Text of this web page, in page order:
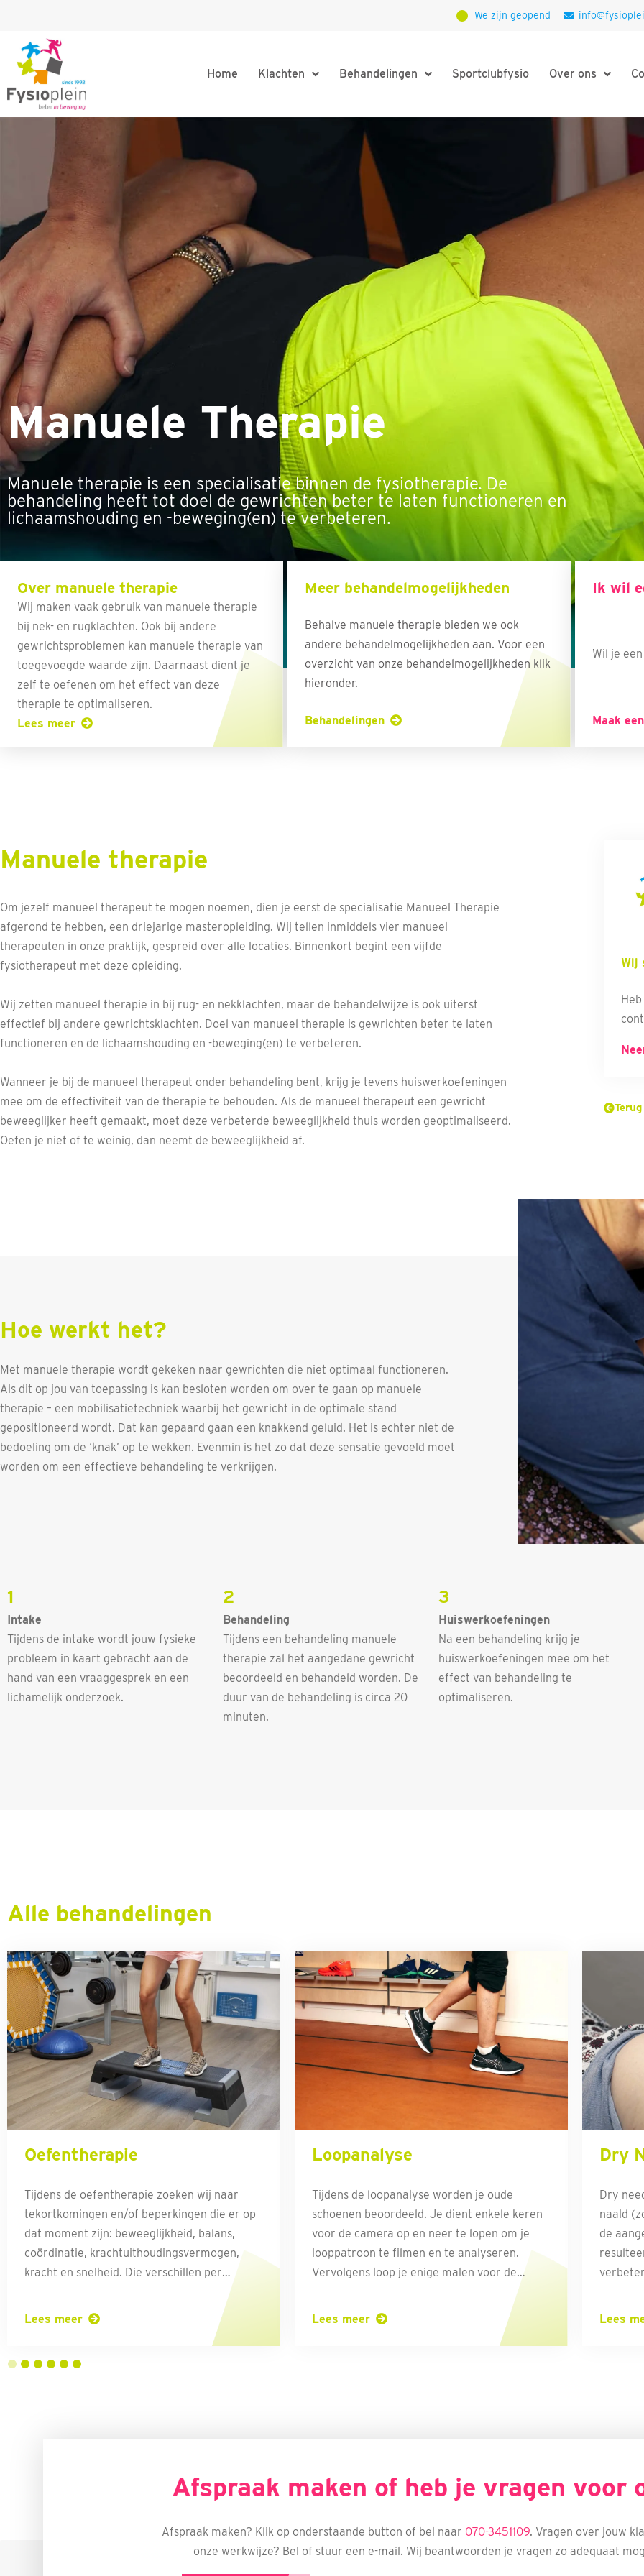
We zijn geopend
Home Klachten Behandelingen Sportclubfysio Over ons
Manuele Therapie
Manuele therapie is een specialisatie binnen de fysiotherapie. De
behandeling heeft tot doel de gewrichten beter te laten functioneren en
lichaamshouding en -beweging(en) te verbeteren.
Over manuele therapie
Wij maken vaak gebruik van manuele therapie
bij nek- en rugklachten. Ook bij andere
gewrichtsproblemen kan manuele therapie van
toegevoegde waarde zijn. Daarnaast dient je
zelf te oefenen om het effect van deze
therapie te optimaliseren.
Lees meer
Meer behandelmogelijkheden
Behalve manuele therapie bieden we ook
andere behandelmogelijkheden aan. Voor een
overzicht van onze behandelmogelijkheden klik
hieronder.
Behandelingen
Ik wil
Wil je
Maak
Manuele therapie
Om jezelf manueel therapeut te mogen noemen, dien je eerst de specialisatie Manueel Therapie
afgerond te hebben, een driejarige masteropleiding. Wij tellen inmiddels vier manueel
therapeuten in onze praktijk, gespreid over alle locaties. Binnenkort begint een vijfde
fysiotherapeut met deze opleiding.
Wij zetten manueel therapie in bij rug- en nekklachten, maar de behandelwijze is ook uiterst
effectief bij andere gewrichtsklachten. Doel van manueel therapie is gewrichten beter te laten
functioneren en de lichaamshouding en -beweging(en) te verbeteren.
Wanneer je bij de manueel therapeut onder behandeling bent, krijg je tevens huiswerkoefeningen
mee om de effectiviteit van de therapie te behouden. Als de manueel therapeut een gewricht
beweeglijker heeft gemaakt, moet deze verbeterde beweeglijkheid thuis worden geoptimaliseerd.
Oefen je niet of te weinig, dan neemt de beweeglijkheid af.
Wij
Hoe werkt het?
Met manuele therapie wordt gekeken naar gewrichten die niet optimaal functioneren.
Als dit op jou van toepassing is kan besloten worden om over te gaan op manuele
therapie – een mobilisatietechniek waarbij het gewricht in de optimale stand
gepositioneerd wordt. Dat kan gepaard gaan een knakkend geluid. Het is echter niet de
bedoeling om de ‘knak’ op te wekken. Evenmin is het zo dat deze sensatie gevoeld moet
worden om een effectieve behandeling te verkrijgen.
1
Intake
Tijdens de intake wordt jouw fysieke
probleem in kaart gebracht aan de
hand van een vraaggesprek en een
lichamelijk onderzoek.
2
Behandeling
Tijdens een behandeling manuele
therapie zal het aangedane gewricht
beoordeeld en behandeld worden. De
duur van de behandeling is circa 20
minuten.
3
Huiswerkoefeningen
Na een behandeling krijg je
huiswerkoefeningen mee om het
effect van behandeling te
optimaliseren.
Alle behandelingen
Oefentherapie
Tijdens de oefentherapie zoeken wij naar
tekortkomingen en/of beperkingen die er op
dat moment zijn: beweeglijkheid, balans,
coördinatie, krachtuithoudingsvermogen,
kracht en snelheid. Die verschillen per
individu. Je krijgt derhalve oefentherapie die
op maat is toegesneden.
Lees meer
Loopanalyse
Tijdens de loopanalyse worden je oude
schoenen beoordeeld. Je dient enkele keren
voor de camera op en neer te lopen om je
looppatroon te filmen en te analyseren.
Vervolgens loop je enige malen voor de
noodzakelijk, op gecorrigeerde schoenen om
het verschil te beoordelen. Daarna wordt het
looppatroon beeldje voor beeldje beoordeeld
Lees meer
Dry
Dry
naald
de
Lees
4 5 6
Afspraak maken of heb je vragen voor
Afspraak maken? Klik op onderstaande button of bel naar 070-3451109. Vragen over jouw
onze werkwijze? Bel of stuur een e-mail. Wij beantwoorden je vragen zo adequaat